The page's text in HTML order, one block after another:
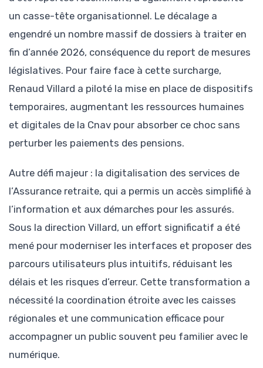
un casse-tête organisationnel. Le décalage a
engendré un nombre massif de dossiers à traiter en
fin d’année 2026, conséquence du report de mesures
législatives. Pour faire face à cette surcharge,
Renaud Villard a piloté la mise en place de dispositifs
temporaires, augmentant les ressources humaines
et digitales de la Cnav pour absorber ce choc sans
perturber les paiements des pensions.
Autre défi majeur : la digitalisation des services de
l’Assurance retraite, qui a permis un accès simplifié à
l’information et aux démarches pour les assurés.
Sous la direction Villard, un effort significatif a été
mené pour moderniser les interfaces et proposer des
parcours utilisateurs plus intuitifs, réduisant les
délais et les risques d’erreur. Cette transformation a
nécessité la coordination étroite avec les caisses
régionales et une communication efficace pour
accompagner un public souvent peu familier avec le
numérique.